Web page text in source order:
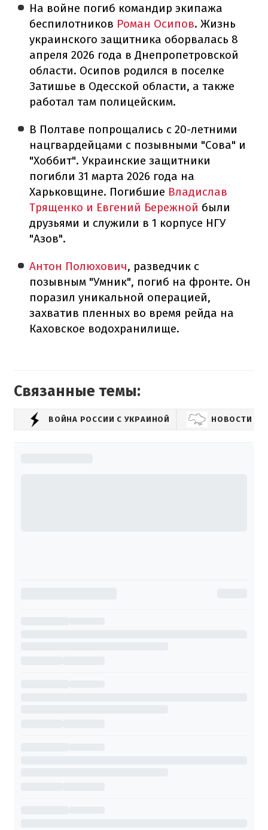
На войне погиб командир экипажа
беспилотников Роман Осипов. Жизнь
украинского защитника оборвалась 8
апреля 2026 года в Днепропетровской
области. Осипов родился в поселке
Затишье в Одесской области, а также
работал там полицейским.
В Полтаве попрощались с 20-летними
нацгвардейцами с позывными "Сова" и
"Хоббит". Украинские защитники
погибли 31 марта 2026 года на
Харьковщине. Погибшие Владислав
Трященко и Евгений Бережной были
друзьями и служили в 1 корпусе НГУ
"Азов".
Антон Полюхович, разведчик с
позывным "Умник", погиб на фронте. Он
поразил уникальной операцией,
захватив пленных во время рейда на
Каховское водохранилище.
Связанные темы:
ВОЙНА РОССИИ С УКРАИНОЙ НОВОСТИ